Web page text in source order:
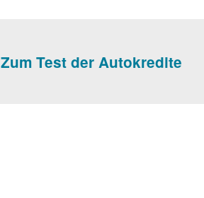
Zum Test der Autokredite